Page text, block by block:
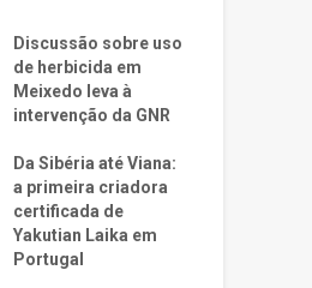
Discussão sobre uso
de herbicida em
Meixedo leva à
intervenção da GNR
Da Sibéria até Viana:
a primeira criadora
certificada de
Yakutian Laika em
Portugal